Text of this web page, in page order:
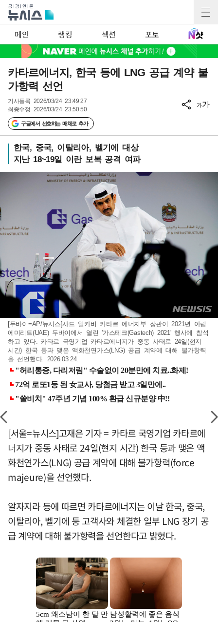
메인 랭킹 섹션 포토
카타르에너지, 한국 등에 LNG 공급 계약 불
가항력 선언
기사등록 2026/03/24 23:49:27
최종수정 2026/03/24 23:50:50
구글에서 선호하는 매체로 추가
가가
한국, 중국, 이탈리아, 벨기에 대상
지난 18~19일 이란 보복 공격 여파
[두바이=AP/뉴시스]사드 알카비 카타르 에너지부 장관이 2021년 아랍
에미리트(UAE) 두바이에서 열린 '가스테크(Gastech) 2021' 행사에 참석
하고 있다. 카타르 국영기업 카타르에너지가 중동 사태로 24일(현지
시간) 한국 등과 맺은 액화천연가스(LNG) 공급 계약에 대해 불가항력
을 선언했다. 2026.03.24.
[서울=뉴시스]고재은 기자 = 카타르 국영기업 카타르에
너지가 중동 사태로 24일(현지 시간) 한국 등과 맺은 액
화천연가스(LNG) 공급 계약에 대해 불가항력(force
majeure)을 선언했다.
알자지라 등에 따르면 카타르에너지는 이날 한국, 중국,
이탈리아, 벨기에 등 고객사와 체결한 일부 LNG 장기 공
급 계약에 대해 불가항력을 선언한다고 밝혔다.